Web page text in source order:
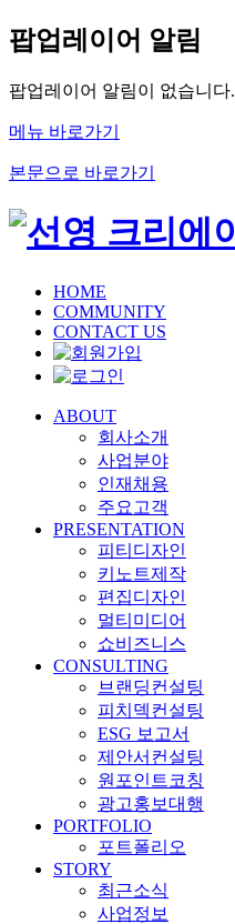
팝업레이어 알림
팝업레이어 알림이 없습니다.
메뉴 바로가기
본문으로 바로가기
HOME
COMMUNITY
CONTACT US
ABOUT
회사소개
사업분야
인재채용
주요고객
PRESENTATION
피티디자인
키노트제작
편집디자인
멀티미디어
쇼비즈니스
CONSULTING
브랜딩컨설팅
피치덱컨설팅
ESG 보고서
제안서컨설팅
원포인트코칭
광고홍보대행
PORTFOLIO
포트폴리오
STORY
최근소식
사업정보